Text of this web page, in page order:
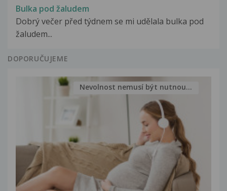
Bulka pod žaludem
Dobrý večer před týdnem se mi udělala bulka pod
žaludem...
DOPORUČUJEME
Nevolnost nemusí být nutnou...